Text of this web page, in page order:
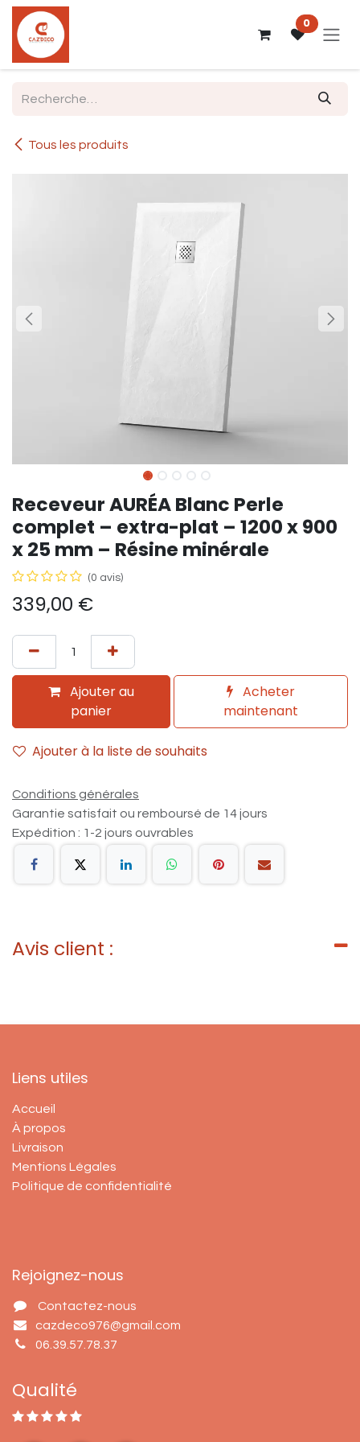
Se rendre au contenu
0
Tous les produits
Receveur AURÉA Blanc Perle
complet – extra-plat – 1200 x 900
x 25 mm – Résine minérale
(0 avis)
339,00 €
Ajouter au
panier
Acheter
maintenant
Ajouter à la liste de souhaits
Conditions générales
Garantie satisfait ou remboursé de 14 jours
Expédition : 1-2 jours ouvrables
Avis client :
Liens utiles
Accueil
À propos
Livraison
Mentions Légales
Politique de confidentialité
Rejoignez-nous
Contactez-nous
cazdeco976@gmail.com
06.39.57.78.37
Qualité